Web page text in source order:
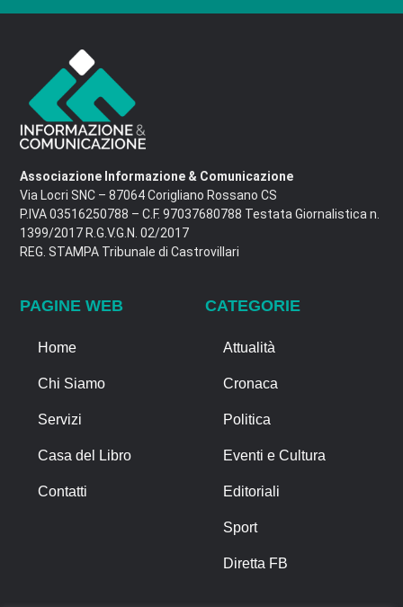
Associazione Informazione & Comunicazione
Via Locri SNC – 87064 Corigliano Rossano CS
P.IVA 03516250788 – C.F. 97037680788 Testata Giornalistica n.
1399/2017 R.G.V.G.N. 02/2017
REG. STAMPA Tribunale di Castrovillari
PAGINE WEB
Home
Chi Siamo
Servizi
Casa del Libro
Contatti
CATEGORIE
Attualità
Cronaca
Politica
Eventi e Cultura
Editoriali
Sport
Diretta FB